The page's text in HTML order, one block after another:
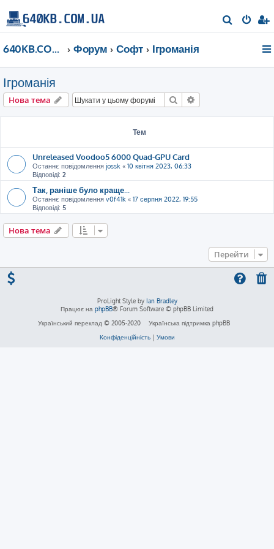
о
640KB.COM.UA Форум Софт Ігроманія
Ігроманія
Нова тема Пошук
Тем
Unreleased Voodoo5 6000 Quad-GPU Card
Останнє повідомлення jossk « 10 квітня 2023, 06:33
Відповіді: 2
Так, раніше було краще...
Останнє повідомлення v0f41k « 17 серпня 2022, 19:55
Відповіді: 5
Нова тема
Перейти
ProLight Style by Ian Bradley
Працює на phpBB® Forum Software © phpBB Limited
Український переклад © 2005-2020
Українська підтримка phpBB
Конфіденційність| Умови